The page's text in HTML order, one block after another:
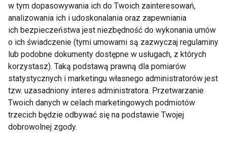
10 korzyści z picia
kawy, o których
mogliście nie słyszeć
5 faktów o kawie i
zdrowiu, które musisz
znać
Czy kawa z ekspresu
może pomóc w
Kawa – najlepszy
w tym dopasowywania ich do Twoich zainteresowań,
analizowania ich i udoskonalania oraz zapewniania
ich bezpieczeństwa jest niezbędność do wykonania umów
o ich świadczenie (tymi umowami są zazwyczaj regulaminy
lub podobne dokumenty dostępne w usługach, z których
korzystasz). Taką podstawą prawną dla pomiarów
statystycznych i marketingu własnego administratorów jest
tzw. uzasadniony interes administratora. Przetwarzanie
Twoich danych w celach marketingowych podmiotów
trzecich będzie odbywać się na podstawie Twojej
dobrowolnej zgody.